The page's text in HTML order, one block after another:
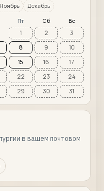
Ноябрь Декабрь
Пт Сб Вс
1 2
3
8 9
10
15 16
17
22 23
24
29 30 31
в вашем почтовом